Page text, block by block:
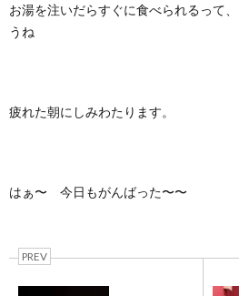
お湯を注いだらすぐに食べられるって
うね
疲れた朝にしみわたります。
はぁ〜 今日もがんばった〜〜
PREV